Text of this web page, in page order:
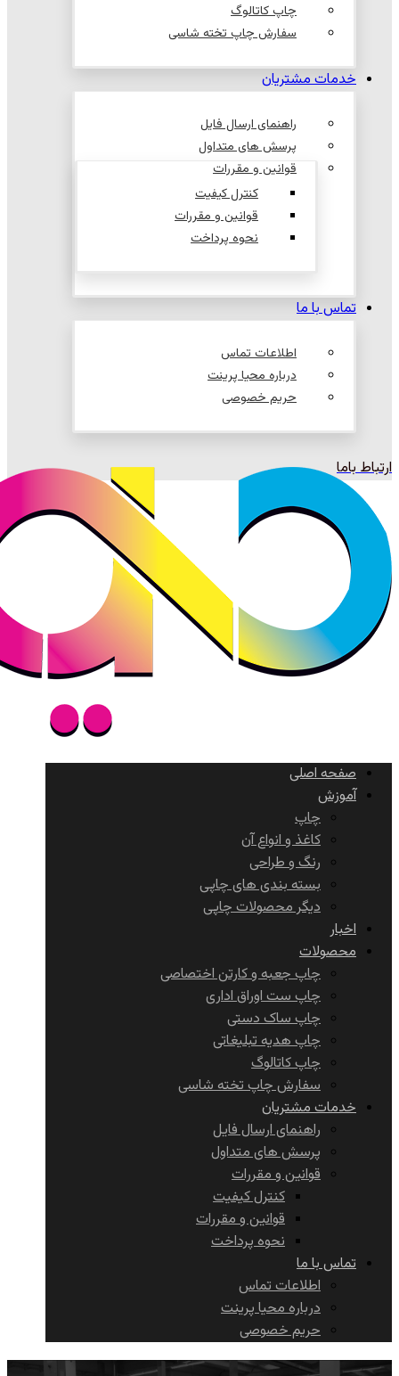
چاپ کاتالوگ
سفارش چاپ تخته شاسی
خدمات مشتریان
راهنمای ارسال فایل
پرسش های متداول
قوانین و مقررات
کنترل کیفیت
قوانین و مقررات
نحوه پرداخت
تماس با ما
اطلاعات تماس
درباره محیا پرینت
حریم خصوصی
ارتباط باما
صفحه اصلی
آموزش
چاپ
کاغذ و انواع آن
رنگ و طراحی
بسته بندی های چاپی
دیگر محصولات چاپی
اخبار
محصولات
چاپ جعبه و کارتن اختصاصی
چاپ ست اوراق اداری
چاپ ساک دستی
چاپ هدیه تبلیغاتی
چاپ کاتالوگ
سفارش چاپ تخته شاسی
خدمات مشتریان
راهنمای ارسال فایل
پرسش های متداول
قوانین و مقررات
کنترل کیفیت
قوانین و مقررات
نحوه پرداخت
تماس با ما
اطلاعات تماس
درباره محیا پرینت
حریم خصوصی